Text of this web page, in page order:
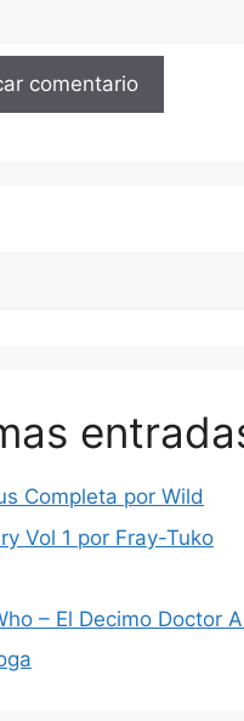
Completa por Wild
Vol 1 por Fray-Tuko
– El Decimo Doctor